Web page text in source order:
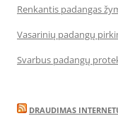
Renkantis padangas
Vasarinių padangų
Svarbus padangų
DRAUDIMAS